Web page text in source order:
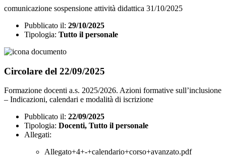
comunicazione sospensione attività didattica 31/10/2025
Pubblicato il: 29/10/2025
Tipologia: Tutto il personale
Circolare del 22/09/2025
Formazione docenti a.s. 2025/2026. Azioni formative sull’inclusione
– Indicazioni, calendari e modalità di iscrizione
Pubblicato il: 22/09/2025
Tipologia: Docenti, Tutto il personale
Allegati:
Allegato+4+-+calendario+corso+avanzato.pdf